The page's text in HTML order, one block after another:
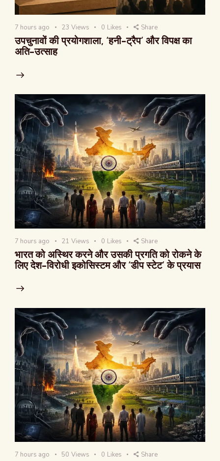
7 hours ago 23 Views 0 Likes Share
उपचुनावों की प्रयोगशाला, ‘हनी-ट्रैप’ और विपक्ष का
अति-उत्साह
7 hours ago 21 Views 0 Likes Share
भारत को अस्थिर करने और उसकी प्रगति को रोकने के
लिए देश-विरोधी इकोसिस्टम और ‘डीप स्टेट’ के प्रयास
7 hours ago 50 Views 0 Likes Share